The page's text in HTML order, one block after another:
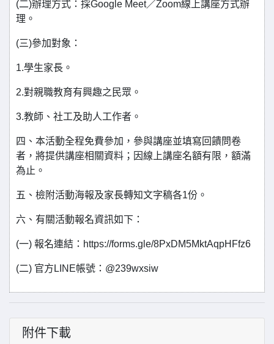
(二)辦理方式：採Google Meet／Zoom線上講座方式辦
理。
(三)參加對象：
1.學生家長。
2.對親職教育有興趣之民眾。
3.教師、社工及助人工作者。
四、本活動全程免費參加，參與講座並填寫回饋問卷
者，將提供講座相關資料；因線上講座名額有限，額滿
為止。
五、檢附活動海報及家長轉知文字稿各1份。
六、有關活動報名資訊如下：
(一) 報名連結：https://forms.gle/8PxDM5MktAqpHFfz6
(二) 官方LINE帳號：@239wxsiw
附件下載